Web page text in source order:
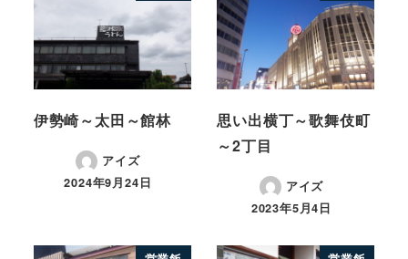
伊勢崎～太田～館林
アイズ
2024年9月24日
思い出横丁～歌舞伎町
～2丁目
アイズ
2023年5月4日